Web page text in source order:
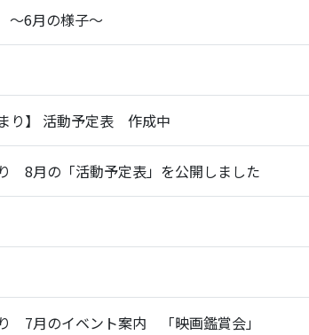
～6月の様子～
り】 活動予定表 作成中
8月の「活動予定表」を公開しました
7月のイベント案内 「映画鑑賞会」